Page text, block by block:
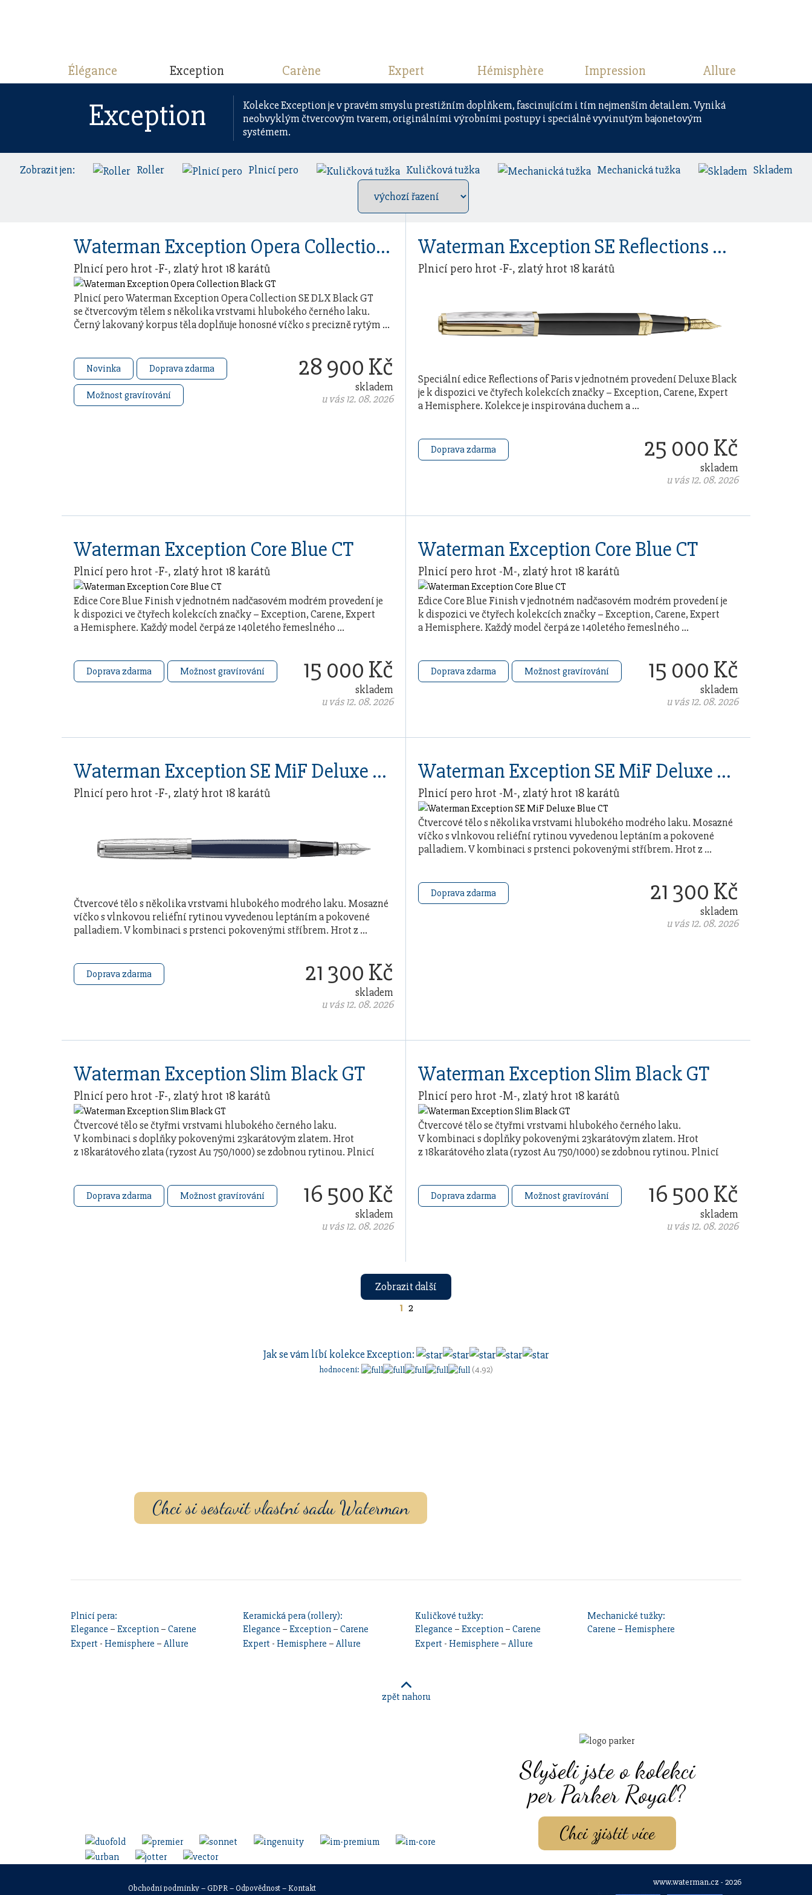
Élégance Exception Carène Expert Hémisphère Impression Allure
Exception
Kolekce Exception je v pravém smyslu prestižním doplňkem, fascinujícím i tím nejmenším detailem. Vyniká
neobvyklým čtvercovým tvarem, originálními výrobními postupy i speciálně vyvinutým bajonetovým
systémem.
Zobrazit jen: Roller Plnicí pero Kuličková tužka Mechanická tužka Skladem
Waterman Exception Opera Collection Black GT
Plnicí pero hrot -F-, zlatý hrot 18 karátů
Plnicí pero Waterman Exception Opera Collection SE DLX Black GT
se čtvercovým tělem s několika vrstvami hlubokého černého laku.
Černý lakovaný korpus těla doplňuje honosné víčko s precizně rytým …
Novinka Doprava zdarma
Možnost gravírování
28 900 Kč
skladem
u vás 12. 08. 2026
Waterman Exception SE Reflections Of Paris GT
Plnicí pero hrot -F-, zlatý hrot 18 karátů
Speciální edice Reflections of Paris v jednotném provedení Deluxe Black
je k dispozici ve čtyřech kolekcích značky – Exception, Carene, Expert
a Hemisphere. Kolekce je inspirována duchem a …
Doprava zdarma 25 000 Kč
skladem
u vás 12. 08. 2026
Waterman Exception Core Blue CT
Plnicí pero hrot -F-, zlatý hrot 18 karátů
Edice Core Blue Finish v jednotném nadčasovém modrém provedení je
k dispozici ve čtyřech kolekcích značky – Exception, Carene, Expert
a Hemisphere. Každý model čerpá ze 140letého řemeslného …
Doprava zdarma Možnost gravírování 15 000 Kč
skladem
u vás 12. 08. 2026
Waterman Exception Core Blue CT
Plnicí pero hrot -M-, zlatý hrot 18 karátů
Edice Core Blue Finish v jednotném nadčasovém modrém provedení je
k dispozici ve čtyřech kolekcích značky – Exception, Carene, Expert
a Hemisphere. Každý model čerpá ze 140letého řemeslného …
Doprava zdarma Možnost gravírování 15 000 Kč
skladem
u vás 12. 08. 2026
Waterman Exception SE MiF Deluxe Blue CT
Plnicí pero hrot -F-, zlatý hrot 18 karátů
Čtvercové tělo s několika vrstvami hlubokého modrého laku. Mosazné
víčko s vlnkovou reliéfní rytinou vyvedenou leptáním a pokovené
palladiem. V kombinaci s prstenci pokovenými stříbrem. Hrot z …
Doprava zdarma 21 300 Kč
skladem
u vás 12. 08. 2026
Waterman Exception SE MiF Deluxe Blue CT
Plnicí pero hrot -M-, zlatý hrot 18 karátů
Čtvercové tělo s několika vrstvami hlubokého modrého laku. Mosazné
víčko s vlnkovou reliéfní rytinou vyvedenou leptáním a pokovené
palladiem. V kombinaci s prstenci pokovenými stříbrem. Hrot z …
Doprava zdarma 21 300 Kč
skladem
u vás 12. 08. 2026
Waterman Exception Slim Black GT
Plnicí pero hrot -F-, zlatý hrot 18 karátů
Čtvercové tělo se čtyřmi vrstvami hlubokého černého laku.
V kombinaci s doplňky pokovenými 23karátovým zlatem. Hrot
z 18karátového zlata (ryzost Au 750/1000) se zdobnou rytinou. Plnicí
Doprava zdarma Možnost gravírování 16 500 Kč
skladem
u vás 12. 08. 2026
Waterman Exception Slim Black GT
Plnicí pero hrot -M-, zlatý hrot 18 karátů
Čtvercové tělo se čtyřmi vrstvami hlubokého černého laku.
V kombinaci s doplňky pokovenými 23karátovým zlatem. Hrot
z 18karátového zlata (ryzost Au 750/1000) se zdobnou rytinou. Plnicí
Doprava zdarma Možnost gravírování 16 500 Kč
skladem
u vás 12. 08. 2026
Zobrazit další
1 2
Jak se vám líbí kolekceException:
hodnocení: (4.92)
Chci si sestavit vlastní sadu Waterman
Plnicí pera:
Elegance – Exception – Carene
Expert - Hemisphere – Allure
Keramická pera (rollery):
Elegance – Exception – Carene
Expert - Hemisphere – Allure
Kuličkové tužky:
Elegance – Exception – Carene
Expert - Hemisphere – Allure
Mechanické tužky:
Carene – Hemisphere
zpět nahoru
Slyšeli jste o kolekci
per Parker Royal?
Chci zjistit více
Obchodní podmínky–GDPR–Odpovědnost–Kontakt
www.waterman.cz - 2026